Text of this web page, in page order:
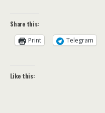
Share this:
Print
Telegram
Like this: